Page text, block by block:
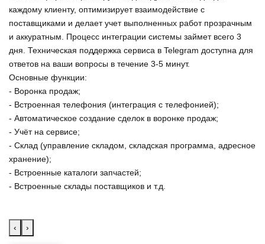
каждому клиенту, оптимизирует взаимодействие с
поставщиками и делает учет выполненных работ прозрачным
и аккуратным. Процесс интеграции системы займет всего 3
дня. Техническая поддержка сервиса в Telegram доступна для
ответов на ваши вопросы в течение 3-5 минут.
Основные функции:
- Воронка продаж;
- Встроенная телефония (интеграция с телефонией);
- Автоматическое создание сделок в воронке продаж;
- Учёт на сервисе;
- Склад (управление складом, складская программа, адресное
хранение);
- Встроенные каталоги запчастей;
- Встроенные склады поставщиков и т.д.
‹ ›